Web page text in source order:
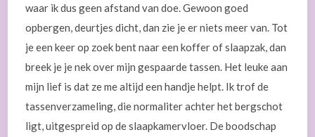
waar ik dus geen afstand van doe. Gewoon goed
opbergen, deurtjes dicht, dan zie je er niets meer van. Tot
je een keer op zoek bent naar een koffer of slaapzak, dan
breek je je nek over mijn gespaarde tassen. Het leuke aan
mijn lief is dat ze me altijd een handje helpt. Ik trof de
tassenverzameling, die normaliter achter het bergschot
ligt, uitgespreid op de slaapkamervloer. De boodschap